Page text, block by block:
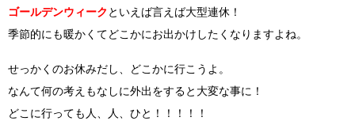
ゴールデンウィークといえば言えば大型連休！
季節的にも暖かくてどこかにお出かけしたくなりますよね。
せっかくのお休みだし、どこかに行こうよ。
なんて何の考えもなしに外出をすると大変な事に！
どこに行っても人、人、ひと！！！！！